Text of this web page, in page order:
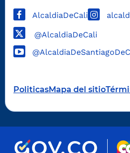
AlcaldiaDeCali
@AlcaldiaDeCali
PoliticasMapa del sitio